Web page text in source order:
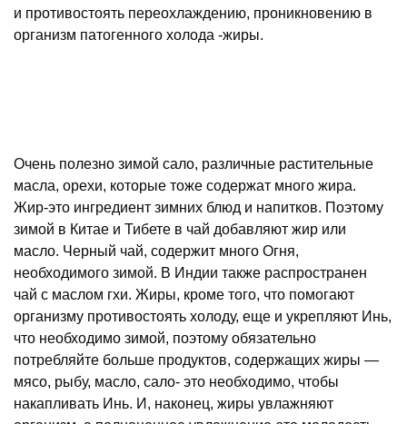
и противостоять переохлаждению, проникновению в
организм патогенного холода -жиры.
Очень полезно зимой сало, различные растительные
масла, орехи, которые тоже содержат много жира.
Жир-это ингредиент зимних блюд и напитков. Поэтому
зимой в Китае и Тибете в чай добавляют жир или
масло. Черный чай, содержит много Огня,
необходимого зимой. В Индии также распространен
чай с маслом гхи. Жиры, кроме того, что помогают
организму противостоять холоду, еще и укрепляют Инь,
что необходимо зимой, поэтому обязательно
потребляйте больше продуктов, содержащих жиры —
мясо, рыбу, масло, сало- это необходимо, чтобы
накапливать Инь. И, наконец, жиры увлажняют